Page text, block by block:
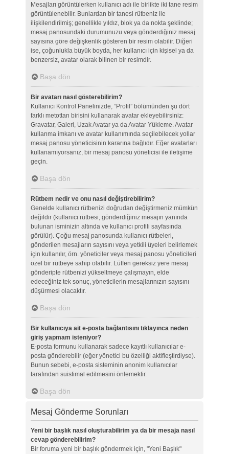
Mesajları görüntülerken kullanıcı adı ile birlikte iki tane resim
görüntülenebilir. Bunlardan bir tanesi rütbeniz ile
ilişkilendirilmiş; genellikle yıldız, blok ya da nokta şeklinde;
mesaj panosundaki durumunuzu veya gönderdiğiniz mesaj
sayısına göre değişkenlik gösteren bir resim olabilir. Diğeri
ise, çoğunlukla büyük boyda, her kullanıcı için kişisel ya da
benzersiz, avatar olarak bilinen bir resimdir.
Başa dön
Bir avatarı nasıl gösterebilirim?
Kullanıcı Kontrol Panelinizde, “Profil” bölümünden şu dört
farklı metottan birisini kullanarak avatar ekleyebilirsiniz:
Gravatar, Galeri, Uzak Avatar ya da Avatar Yükleme. Avatar
kullanma imkanı ve avatar kullanımında seçilebilecek yollar
mesaj panosu yöneticisinin kararına bağlıdır. Eğer avatarları
kullanamıyorsanız, bir mesaj panosu yöneticisi ile iletişime
geçin.
Başa dön
Rütbem nedir ve onu nasıl değiştirebilirim?
Genelde kullanıcı rütbenizi doğrudan değiştirmeniz mümkün
değildir (kullanıcı rütbesi, gönderdiğiniz mesajın yanında
bulunan isminizin altında ve kullanıcı profili sayfasında
görülür). Çoğu mesaj panosunda kullanıcı rütbeleri,
gönderilen mesajların sayısını veya yetkili üyeleri belirlemek
için kullanılır, örn. yöneticiler veya mesaj panosu yöneticileri
özel bir rütbeye sahip olabilir. Lütfen gereksiz yere mesaj
gönderipte rütbenizi yükseltmeye çalışmayın, elde
edeceğiniz tek sonuç, yöneticilerin mesajlarınızın sayısını
düşürmesi olacaktır.
Başa dön
Bir kullanıcıya ait e-posta bağlantısını tıklayınca neden
giriş yapmam isteniyor?
E-posta formunu kullanarak sadece kayıtlı kullanıcılar e-
posta gönderebilir (eğer yönetici bu özelliği aktifleştirdiyse).
Bunun sebebi, e-posta sisteminin anonim kullanıcılar
tarafından suistimal edilmesini önlemektir.
Başa dön
Mesaj Gönderme Sorunları
Yeni bir başlık nasıl oluşturabilirim ya da bir mesaja nasıl
cevap gönderebilirim?
Bir foruma yeni bir başlık göndermek için, "Yeni Başlık"